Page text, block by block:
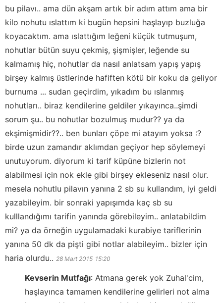
bu pilavı.. ama dün akşam artık bir adım attım ama bir
kilo nohutu ıslattım ki bugün hepsini haşlayıp buzluğa
koyacaktım. ama ıslattığım leğeni küçük tutmuşum,
nohutlar bütün suyu çekmiş, şişmişler, leğende su
kalmamış hiç, nohutlar da nasıl anlatsam yapış yapış
birşey kalmış üstlerinde hafiften kötü bir koku da geliyor
burnuma ... sudan geçirdim, yıkadım bu ıslanmış
nohutları.. biraz kendilerine geldiler yıkayınca..şimdi
sorum şu.. bu nohutlar bozulmuş mudur?? ya da
ekşimişmidir??.. ben bunları çöpe mi atayım yoksa :?
birde uzun zamandır aklımdan geçiyor hep söylemeyi
unutuyorum. diyorum ki tarif küpüne bizlerin not
alabilmesi için nok ekle gibi birşey ekleseniz nasıl olur.
mesela nohutlu pilavın yanına 2 sb su kullandım, iyi geldi
yazabileyim. bir sonraki yapışımda kaç sb su
kulllandığımı tarifin yanında görebileyim.. anlatabildim
mi? ya da örneğin uygulamadaki kurabiye tariflerinin
yanına 50 dk da pişti gibi notlar alabileyim.. bizler için
haria olurdu.. 28 Mart 2015 15:20
Kevserin Mutfağı: Atmana gerek yok Zuhal'cim,
haşlayınca tamamen kendilerine gelirleri not alma